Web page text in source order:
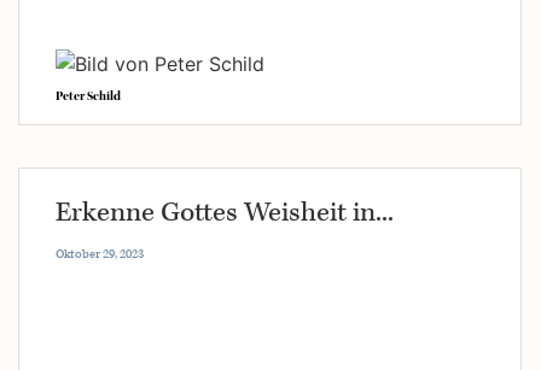
Peter Schild
Erkenne Gottes Weisheit in...
Oktober 29, 2023